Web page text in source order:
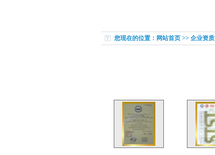
您现在的位置：网站首页 >> 企业资质